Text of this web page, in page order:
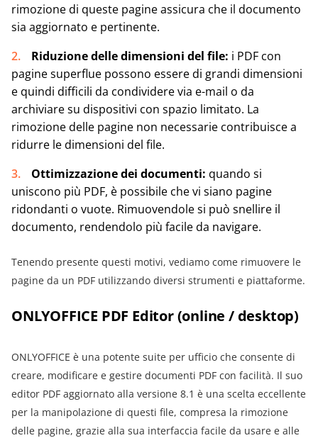
rimozione di queste pagine assicura che il documento
sia aggiornato e pertinente.
Riduzione delle dimensioni del file: i PDF con
pagine superflue possono essere di grandi dimensioni
e quindi difficili da condividere via e-mail o da
archiviare su dispositivi con spazio limitato. La
rimozione delle pagine non necessarie contribuisce a
ridurre le dimensioni del file.
Ottimizzazione dei documenti: quando si
uniscono più PDF, è possibile che vi siano pagine
ridondanti o vuote. Rimuovendole si può snellire il
documento, rendendolo più facile da navigare.
Tenendo presente questi motivi, vediamo come rimuovere le
pagine da un PDF utilizzando diversi strumenti e piattaforme.
ONLYOFFICE PDF Editor (online / desktop)
ONLYOFFICE è una potente suite per ufficio che consente di
creare, modificare e gestire documenti PDF con facilità. Il suo
editor PDF aggiornato alla versione 8.1 è una scelta eccellente
per la manipolazione di questi file, compresa la rimozione
delle pagine, grazie alla sua interfaccia facile da usare e alle